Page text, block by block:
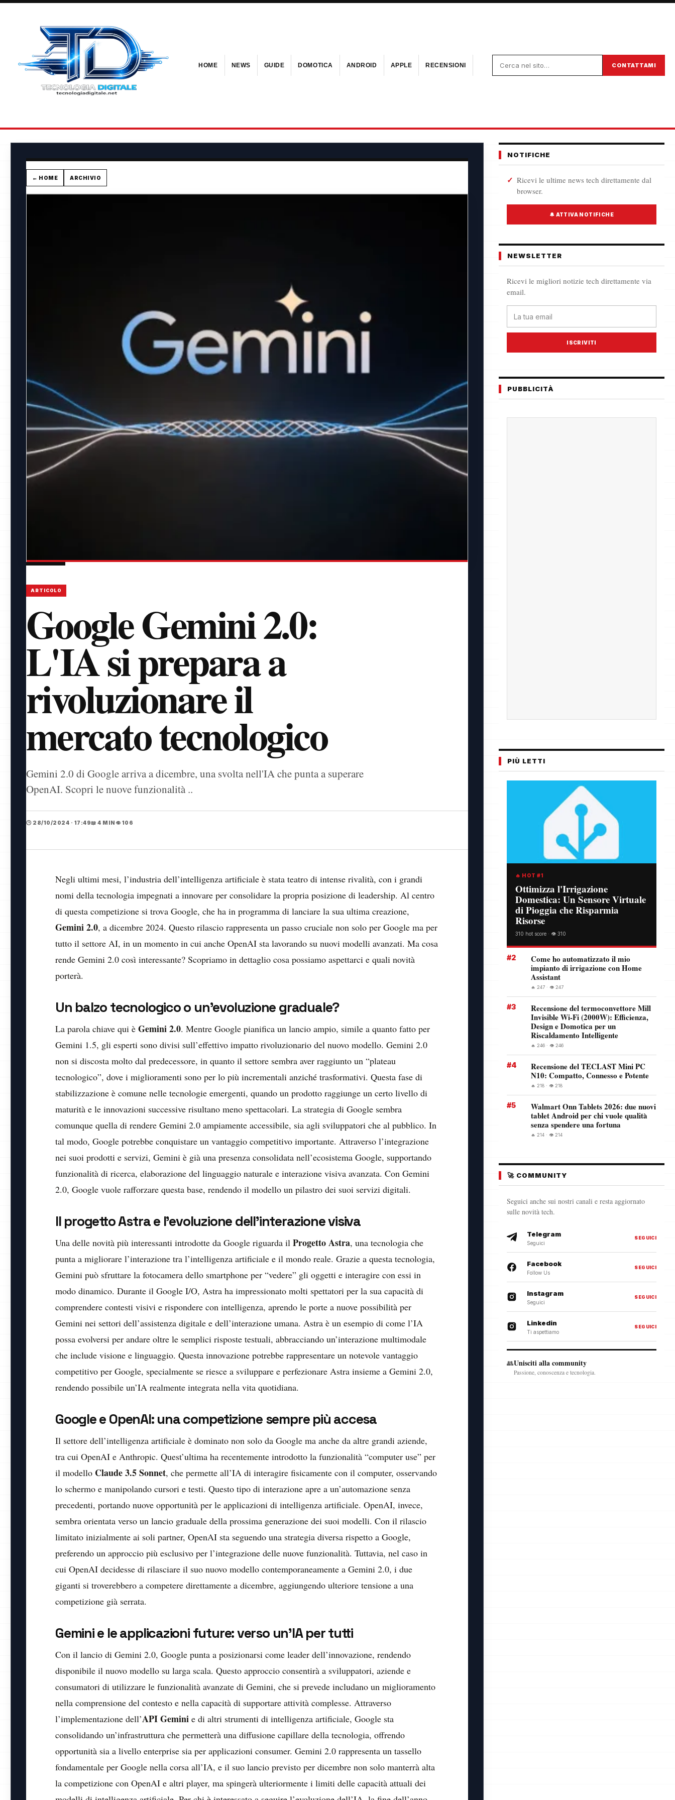
CONTATTAMI
HOME NEWS GUIDE DOMOTICA ANDROID APPLE RECENSIONI
← HOME ARCHIVIO
ARTICOLO
Google Gemini 2.0:
L'IA si prepara a
rivoluzionare il
mercato tecnologico
Gemini 2.0 di Google arriva a dicembre, una svolta nell'IA che punta a superare
OpenAI. Scopri le nuove funzionalità ..
🕒 28/10/2024 · 17:49📖 4 MIN 👁️ 106
Negli ultimi mesi, l’industria dell’intelligenza artificiale è stata teatro di intense rivalità, con i grandi
nomi della tecnologia impegnati a innovare per consolidare la propria posizione di leadership. Al centro
di questa competizione si trova Google, che ha in programma di lanciare la sua ultima creazione,
Gemini 2.0, a dicembre 2024. Questo rilascio rappresenta un passo cruciale non solo per Google ma per
tutto il settore AI, in un momento in cui anche OpenAI sta lavorando su nuovi modelli avanzati. Ma cosa
rende Gemini 2.0 così interessante? Scopriamo in dettaglio cosa possiamo aspettarci e quali novità
porterà.
Un balzo tecnologico o un’evoluzione graduale?
La parola chiave qui è Gemini 2.0. Mentre Google pianifica un lancio ampio, simile a quanto fatto per
Gemini 1.5, gli esperti sono divisi sull’effettivo impatto rivoluzionario del nuovo modello. Gemini 2.0
non si discosta molto dal predecessore, in quanto il settore sembra aver raggiunto un “plateau
tecnologico”, dove i miglioramenti sono per lo più incrementali anziché trasformativi. Questa fase di
stabilizzazione è comune nelle tecnologie emergenti, quando un prodotto raggiunge un certo livello di
maturità e le innovazioni successive risultano meno spettacolari. La strategia di Google sembra
comunque quella di rendere Gemini 2.0 ampiamente accessibile, sia agli sviluppatori che al pubblico. In
tal modo, Google potrebbe conquistare un vantaggio competitivo importante. Attraverso l’integrazione
nei suoi prodotti e servizi, Gemini è già una presenza consolidata nell’ecosistema Google, supportando
funzionalità di ricerca, elaborazione del linguaggio naturale e interazione visiva avanzata. Con Gemini
2.0, Google vuole rafforzare questa base, rendendo il modello un pilastro dei suoi servizi digitali.
Il progetto Astra e l’evoluzione dell’interazione visiva
Una delle novità più interessanti introdotte da Google riguarda il Progetto Astra, una tecnologia che
punta a migliorare l’interazione tra l’intelligenza artificiale e il mondo reale. Grazie a questa tecnologia,
Gemini può sfruttare la fotocamera dello smartphone per “vedere” gli oggetti e interagire con essi in
modo dinamico. Durante il Google I/O, Astra ha impressionato molti spettatori per la sua capacità di
comprendere contesti visivi e rispondere con intelligenza, aprendo le porte a nuove possibilità per
Gemini nei settori dell’assistenza digitale e dell’interazione umana. Astra è un esempio di come l’IA
possa evolversi per andare oltre le semplici risposte testuali, abbracciando un’interazione multimodale
che include visione e linguaggio. Questa innovazione potrebbe rappresentare un notevole vantaggio
competitivo per Google, specialmente se riesce a sviluppare e perfezionare Astra insieme a Gemini 2.0,
rendendo possibile un’IA realmente integrata nella vita quotidiana.
Google e OpenAI: una competizione sempre più accesa
Il settore dell’intelligenza artificiale è dominato non solo da Google ma anche da altre grandi aziende,
tra cui OpenAI e Anthropic. Quest’ultima ha recentemente introdotto la funzionalità “computer use” per
il modello Claude 3.5 Sonnet, che permette all’IA di interagire fisicamente con il computer, osservando
lo schermo e manipolando cursori e testi. Questo tipo di interazione apre a un’automazione senza
precedenti, portando nuove opportunità per le applicazioni di intelligenza artificiale. OpenAI, invece,
sembra orientata verso un lancio graduale della prossima generazione dei suoi modelli. Con il rilascio
limitato inizialmente ai soli partner, OpenAI sta seguendo una strategia diversa rispetto a Google,
preferendo un approccio più esclusivo per l’integrazione delle nuove funzionalità. Tuttavia, nel caso in
cui OpenAI decidesse di rilasciare il suo nuovo modello contemporaneamente a Gemini 2.0, i due
giganti si troverebbero a competere direttamente a dicembre, aggiungendo ulteriore tensione a una
competizione già serrata.
Gemini e le applicazioni future: verso un’IA per tutti
Con il lancio di Gemini 2.0, Google punta a posizionarsi come leader dell’innovazione, rendendo
disponibile il nuovo modello su larga scala. Questo approccio consentirà a sviluppatori, aziende e
consumatori di utilizzare le funzionalità avanzate di Gemini, che si prevede includano un miglioramento
nella comprensione del contesto e nella capacità di supportare attività complesse. Attraverso
l’implementazione dell’API Gemini e di altri strumenti di intelligenza artificiale, Google sta
consolidando un’infrastruttura che permetterà una diffusione capillare della tecnologia, offrendo
opportunità sia a livello enterprise sia per applicazioni consumer. Gemini 2.0 rappresenta un tassello
fondamentale per Google nella corsa all’IA, e il suo lancio previsto per dicembre non solo manterrà alta
la competizione con OpenAI e altri player, ma spingerà ulteriormente i limiti delle capacità attuali dei
NOTIFICHE
Ricevi le ultime news tech direttamente dal
browser.
🔔 ATTIVA NOTIFICHE
NEWSLETTER
Ricevi le migliori notizie tech direttamente via
email.
ISCRIVITI
PUBBLICITÀ
PIÙ LETTI
🔥 HOT #1
Ottimizza l'Irrigazione
Domestica: Un Sensore Virtuale
di Pioggia che Risparmia
Risorse
310 hot score · 👁️ 310
#2
Come ho automatizzato il mio
impianto di irrigazione con Home
Assistant
🔥 247 · 👁️ 247
#3
Recensione del termoconvettore Mill
Invisible Wi-Fi (2000W): Efficienza,
Design e Domotica per un
Riscaldamento Intelligente
🔥 246 · 👁️ 246
#4
Recensione del TECLAST Mini PC
N10: Compatto, Connesso e Potente
🔥 218 · 👁️ 218
#5
Walmart Onn Tablets 2026: due nuovi
tablet Android per chi vuole qualità
senza spendere una fortuna
🔥 214 · 👁️ 214
🚀 COMMUNITY
Seguici anche sui nostri canali e resta aggiornato
sulle novità tech.
Telegram
Seguici
SEGUICI
Facebook
Follow Us
SEGUICI
Instagram
Seguici
SEGUICI
Linkedin
Ti aspettiamo
SEGUICI
👥Unisciti alla community
Passione, conoscenza e tecnologia.